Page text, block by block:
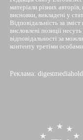
матеріали різних
висновки, викладені у
Відповідальність за
висловлені позиції
відповідальності за
контенту третіми особами.
Реклама: